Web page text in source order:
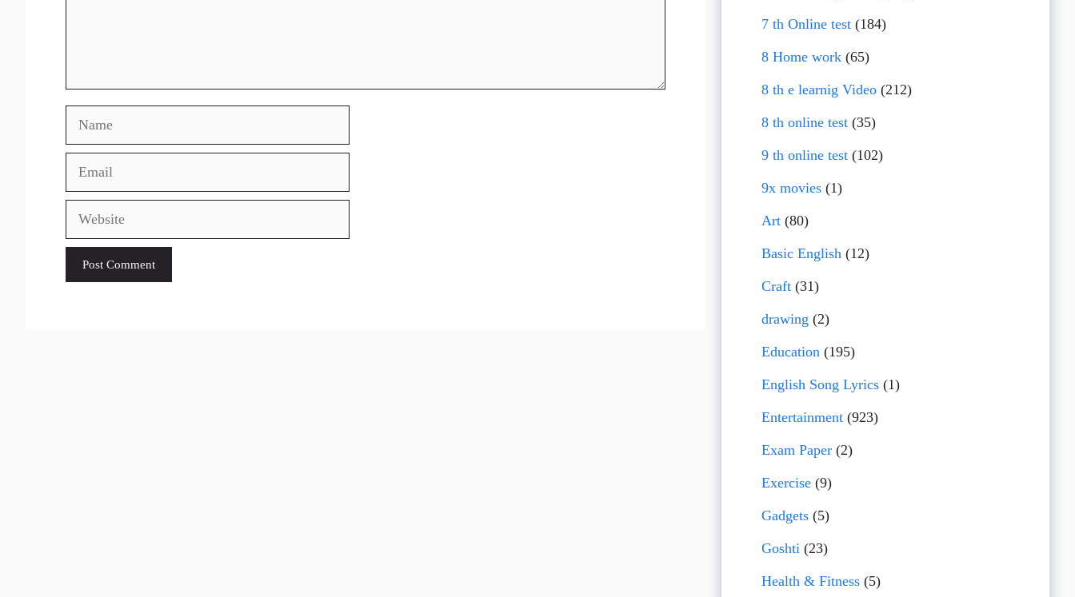
Name
Email
Website
7 th Online test (184)
8 Home work (65)
8 th e learnig Video (212)
8 th online test (35)
9 th online test (102)
9x movies (1)
Art (80)
Basic English (12)
Craft (31)
drawing (2)
Education (195)
English Song Lyrics (1)
Entertainment (923)
Exam Paper (2)
Exercise (9)
Gadgets (5)
Goshti (23)
Health & Fitness (5)